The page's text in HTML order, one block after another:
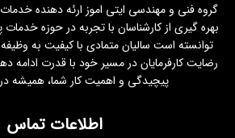
بهره گیری از کارشناسان با تجربه در حوزه خدمات
توانسته است سالیان متمادی با کیفیت به
رضایت کارفرمایان در مسیر خود با قدرت ادامه
پیچیدگی و اهمیت کار شما، همیشه
اطلاعات تماس